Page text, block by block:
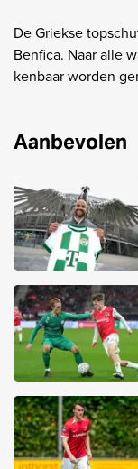
De Griekse
Benfica. Naar alle
kenbaar worden
Aanbevolen